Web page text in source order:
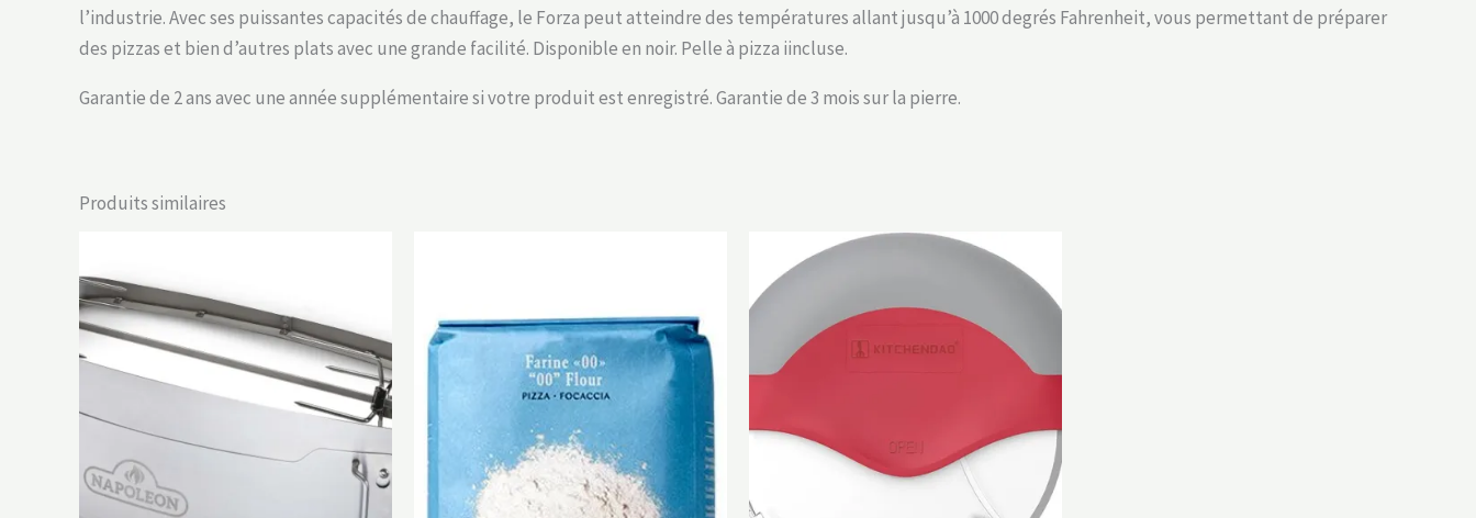
l’industrie. Avec ses puissantes capacités de chauffage, le Forza peut atteindre des températures allant jusqu’à 1000 degrés Fahrenheit, vous permettant de préparer
des pizzas et bien d’autres plats avec une grande facilité. Disponible en noir. Pelle à pizza iincluse.
Garantie de 2 ans avec une année supplémentaire si votre produit est enregistré. Garantie de 3 mois sur la pierre.
Produits similaires